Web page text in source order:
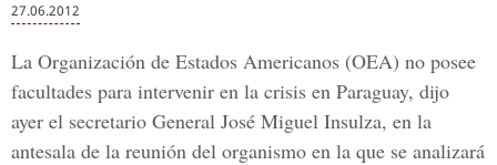
27.06.2012
La Organización de Estados Americanos (OEA) no posee
facultades para intervenir en la crisis en Paraguay, dijo
ayer el secretario General José Miguel Insulza, en la
antesala de la reunión del organismo en la que se analizará